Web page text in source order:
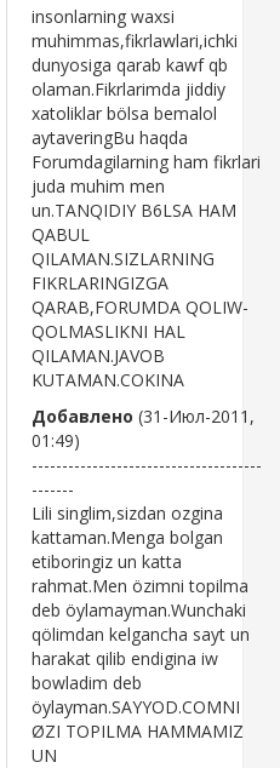
insonlarning waxsi
muhimmas,fikrlawlari,ichki
dunyosiga qarab kawf qb
olaman.Fikrlarimda jiddiy
xatoliklar bölsa bemalol
aytaveringBu haqda
Forumdagilarning ham fikrlari
juda muhim men
un.TANQIDIY B6LSA HAM
QABUL
QILAMAN.SIZLARNING
FIKRLARINGIZGA
QARAB,FORUMDA QOLIW-
QOLMASLIKNI HAL
QILAMAN.JAVOB
KUTAMAN.COKINA
Добавлено (31-Июл-2011,
01:49)
--------------------------------------
-------
Lili singlim,sizdan ozgina
kattaman.Menga bolgan
etiboringiz un katta
rahmat.Men özimni topilma
deb öylamayman.Wunchaki
qölimdan kelgancha sayt un
harakat qilib endigina iw
bowladim deb
öylayman.SAYYOD.COMNI
ØZI TOPILMA HAMMAMIZ
UN